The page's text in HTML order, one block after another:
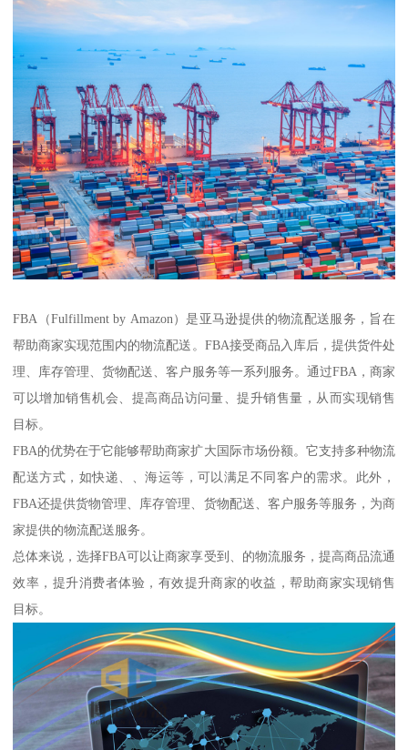
FBA（Fulfillment by Amazon）是亚马逊提供的物流配送服务，旨在
帮助商家实现范围内的物流配送。FBA接受商品入库后，提供货件处
理、库存管理、货物配送、客户服务等一系列服务。通过FBA，商家
可以增加销售机会、提高商品访问量、提升销售量，从而实现销售
目标。
FBA的优势在于它能够帮助商家扩大国际市场份额。它支持多种物流
配送方式，如快递、、海运等，可以满足不同客户的需求。此外，
FBA还提供货物管理、库存管理、货物配送、客户服务等服务，为商
家提供的物流配送服务。
总体来说，选择FBA可以让商家享受到、的物流服务，提高商品流通
效率，提升消费者体验，有效提升商家的收益，帮助商家实现销售
目标。